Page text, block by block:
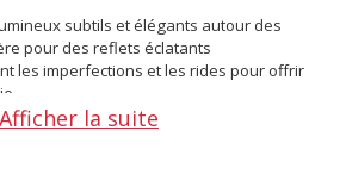
subtils et élégants autour des
pour des reflets éclatants
les imperfections et les rides pour offrir
scintillante qui renforce la
Afficher la suite